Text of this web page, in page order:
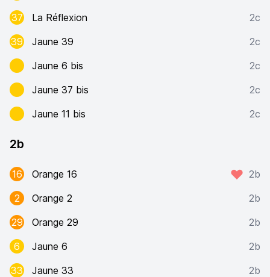
37
La Réflexion
2c
39
Jaune 39
2c
Jaune 6 bis
2c
Jaune 37 bis
2c
Jaune 11 bis
2c
2b
16 Orange 16
2b
2
Orange 2
2b
29
Orange 29
2b
6
Jaune 6
2b
33
Jaune 33
2b